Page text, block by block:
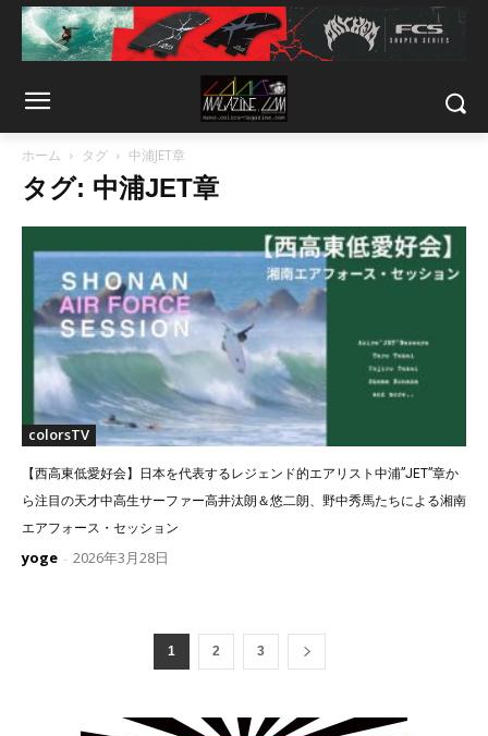
ホーム タグ 中浦JET章
タグ: 中浦JET章
colorsTV
【西高東低愛好会】日本を代表するレジェンド的エアリスト中浦”JET”章か
ら注目の天才中高生サーファー高井汰朗＆悠二朗、野中秀馬たちによる湘南
エアフォース・セッション
yoge - 2026年3月28日
1 2 3